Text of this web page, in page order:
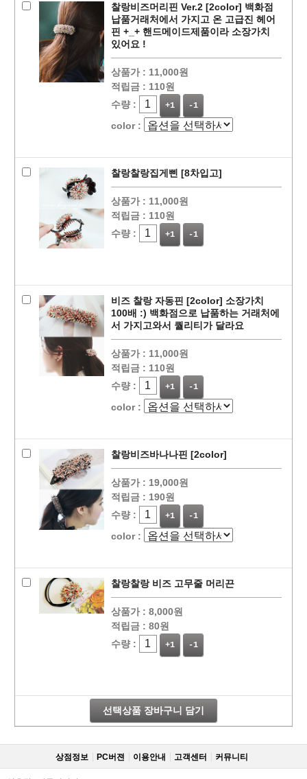
찰랑비즈머리핀 Ver.2 [2color] 백화점
납품거래처에서 가지고 온 고급진 헤어
핀 +_+ 핸드메이드제품이라 소장가치
있어요 !
상품가 : 11,000원
적립금 : 110원
수량 :
+1 -1
color :
찰랑찰랑집게삔 [8차입고]
상품가 : 11,000원
적립금 : 110원
수량 :
+1 -1
비즈 찰랑 자동핀 [2color] 소장가치
100배 :) 백화점으로 납품하는 거래처에
서 가지고와서 퀄리티가 달라요
상품가 : 11,000원
적립금 : 110원
수량 :
+1 -1
color :
찰랑비즈바나나핀 [2color]
상품가 : 19,000원
적립금 : 190원
수량 :
+1 -1
color :
찰랑찰랑 비즈 고무줄 머리끈
상품가 : 8,000원
적립금 : 80원
수량 :
+1 -1
선택상품 장바구니 담기
상점정보 PC버젼 이용안내 고객센터 커뮤니티